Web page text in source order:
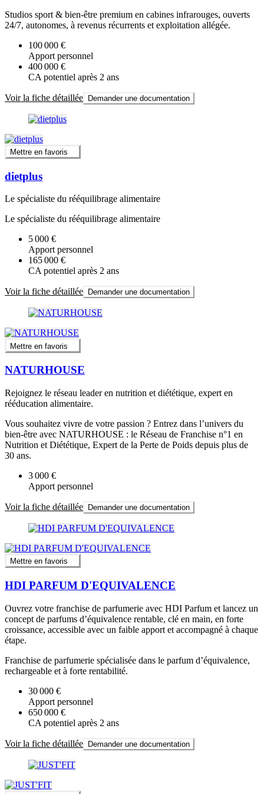
Studios sport & bien-être premium en cabines infrarouges, ouverts
24/7, autonomes, à revenus récurrents et exploitation allégée.
100 000 €
Apport personnel
400 000 €
CA potentiel après 2 ans
Voir la fiche détaillée Demander une documentation
Mettre en favoris
dietplus
Le spécialiste du rééquilibrage alimentaire
Le spécialiste du rééquilibrage alimentaire
5 000 €
Apport personnel
165 000 €
CA potentiel après 2 ans
Voir la fiche détaillée Demander une documentation
Mettre en favoris
NATURHOUSE
Rejoignez le réseau leader en nutrition et diététique, expert en
rééducation alimentaire.
Vous souhaitez vivre de votre passion ? Entrez dans l’univers du
bien-être avec NATURHOUSE : le Réseau de Franchise n°1 en
Nutrition et Diététique, Expert de la Perte de Poids depuis plus de
30 ans.
3 000 €
Apport personnel
Voir la fiche détaillée Demander une documentation
Mettre en favoris
HDI PARFUM D'EQUIVALENCE
Ouvrez votre franchise de parfumerie avec HDI Parfum et lancez un
concept de parfums d’équivalence rentable, clé en main, en forte
croissance, accessible avec un faible apport et accompagné à chaque
étape.
Franchise de parfumerie spécialisée dans le parfum d’équivalence,
rechargeable et à forte rentabilité.
30 000 €
Apport personnel
650 000 €
CA potentiel après 2 ans
Voir la fiche détaillée Demander une documentation